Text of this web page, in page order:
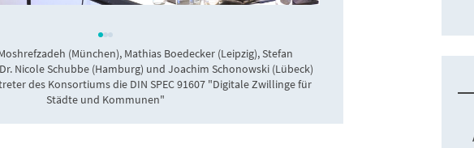
(München), Mathias Boedecker (Leipzig), Stefan
Nicole Schubbe (Hamburg) und Joachim Schonowski (Lübeck)
des Konsortiums die DIN SPEC 91607 "Digitale Zwillinge für
Städte und Kommunen"
v.l.n.r.: Mathias